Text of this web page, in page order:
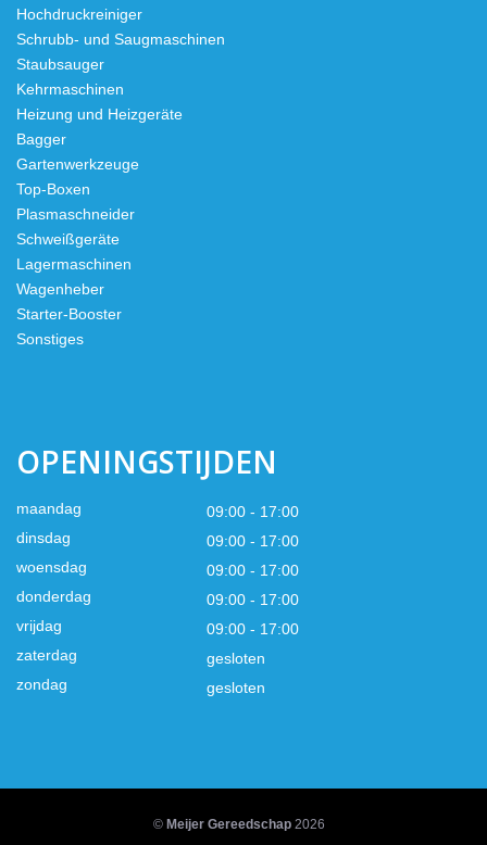
Hochdruckreiniger
Schrubb- und Saugmaschinen
Staubsauger
Kehrmaschinen
Heizung und Heizgeräte
Bagger
Gartenwerkzeuge
Top-Boxen
Plasmaschneider
Schweißgeräte
Lagermaschinen
Wagenheber
Starter-Booster
Sonstiges
OPENINGSTIJDEN
maandag
09:00 - 17:00
dinsdag
09:00 - 17:00
woensdag
09:00 - 17:00
donderdag
09:00 - 17:00
vrijdag
09:00 - 17:00
zaterdag
gesloten
zondag
gesloten
© Meijer Gereedschap 2026